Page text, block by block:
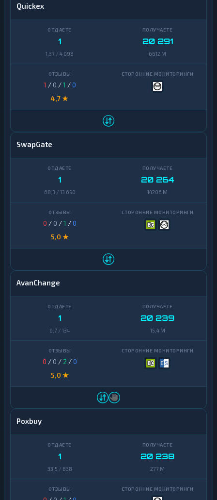
Quickex
1
1,37 / 4 098
20 291
6612 M
1 / 0 /1 /0
4,7 ★
SwapGate
1
68,3 / 13 650
20 264
14206 M
0 / 0 /1 /0
5,0 ★
AvanChange
1
6,7 / 134
20 239
15,4 M
0 / 0 / 2 /0
5,0 ★
Poxbuy
1
33,5 / 838
20 238
277 M